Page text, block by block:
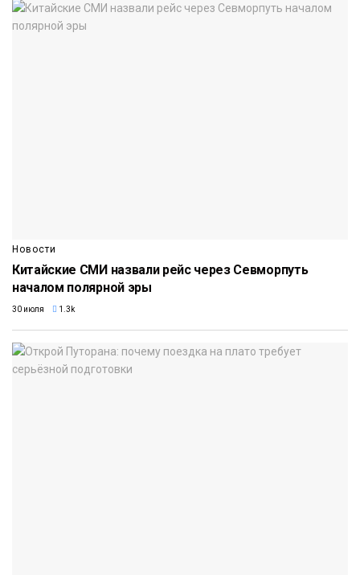
Новости
Китайские СМИ назвали рейс через Севморпуть
началом полярной эры
30 июля 1.3k